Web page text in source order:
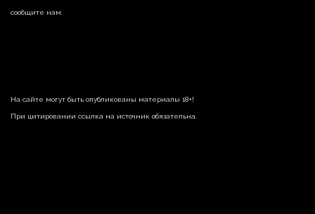
сообщите нам.
На сайте могут быть опубликованы материалы 18+!
При цитировании ссылка на источник обязательна.